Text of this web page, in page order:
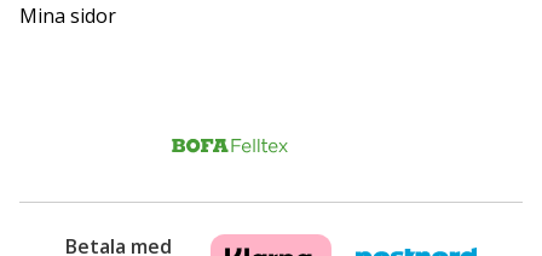
Mina sidor
Betala med